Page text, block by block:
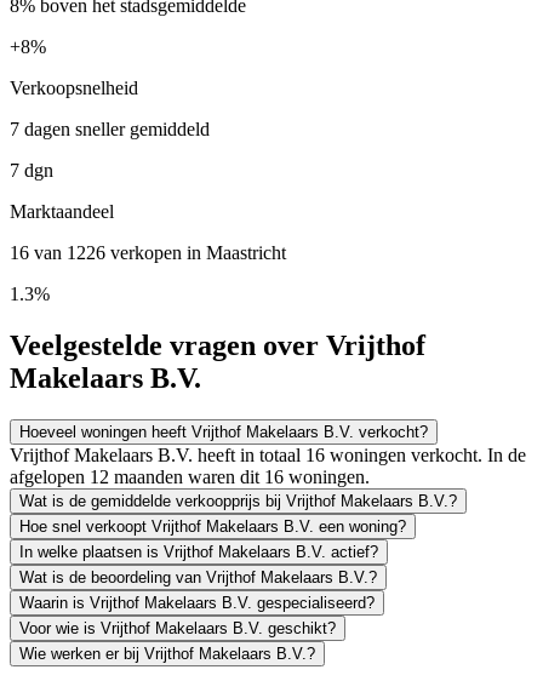
8% boven het stadsgemiddelde
+8%
Verkoopsnelheid
7 dagen sneller gemiddeld
7 dgn
Marktaandeel
16 van 1226 verkopen in Maastricht
1.3%
Veelgestelde vragen over Vrijthof
Makelaars B.V.
Hoeveel woningen heeft Vrijthof Makelaars B.V. verkocht?
Vrijthof Makelaars B.V. heeft in totaal 16 woningen verkocht. In de
afgelopen 12 maanden waren dit 16 woningen.
Wat is de gemiddelde verkoopprijs bij Vrijthof Makelaars B.V.?
Hoe snel verkoopt Vrijthof Makelaars B.V. een woning?
In welke plaatsen is Vrijthof Makelaars B.V. actief?
Wat is de beoordeling van Vrijthof Makelaars B.V.?
Waarin is Vrijthof Makelaars B.V. gespecialiseerd?
Voor wie is Vrijthof Makelaars B.V. geschikt?
Wie werken er bij Vrijthof Makelaars B.V.?